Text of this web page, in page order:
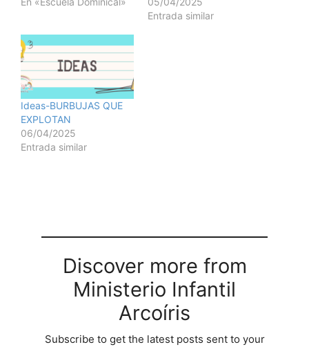
Entrada similar
Ideas-BURBUJAS QUE
EXPLOTAN
06/04/2025
Entrada similar
Discover more from
Ministerio Infantil
Arcoíris
Subscribe to get the latest posts sent to your